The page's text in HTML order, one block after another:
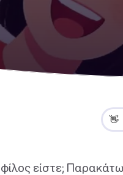
👋
είστε;